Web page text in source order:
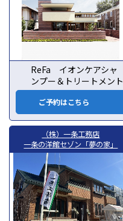
ReFa イオンケアシャ
ンプー＆トリートメント
ご予約はこちら
（株）一条工務店
一条の洋館セゾン「夢の家」